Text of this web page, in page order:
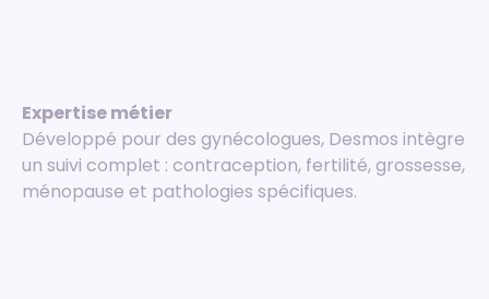
Expertise métier
Développé pour des gynécologues, Desmos intègre
un suivi complet : contraception, fertilité, grossesse,
ménopause et pathologies spécifiques.